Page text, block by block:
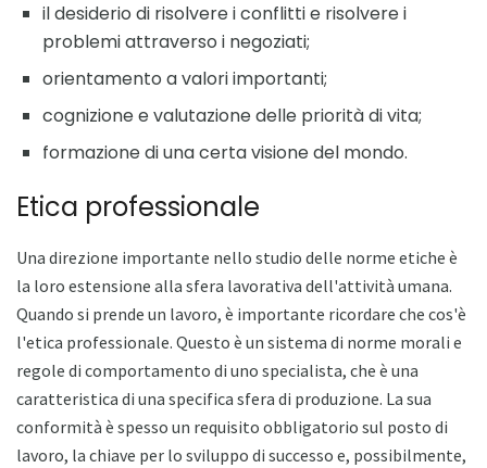
il desiderio di risolvere i conflitti e risolvere i
problemi attraverso i negoziati;
orientamento a valori importanti;
cognizione e valutazione delle priorità di vita;
formazione di una certa visione del mondo.
Etica professionale
Una direzione importante nello studio delle norme etiche è
la loro estensione alla sfera lavorativa dell'attività umana.
Quando si prende un lavoro, è importante ricordare che cos'è
l'etica professionale. Questo è un sistema di norme morali e
regole di comportamento di uno specialista, che è una
caratteristica di una specifica sfera di produzione. La sua
conformità è spesso un requisito obbligatorio sul posto di
lavoro, la chiave per lo sviluppo di successo e, possibilmente,